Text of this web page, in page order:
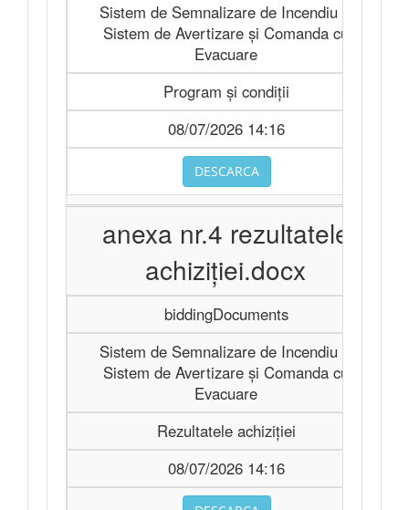
Sistem de Semnalizare de Incendiu şi
Sistem de Avertizare şi Comanda cu
Evacuare
Program și condiții
08/07/2026 14:16
DESCARCA
anexa nr.4 rezultatele
achiziţiei.docx
biddingDocuments
Sistem de Semnalizare de Incendiu şi
Sistem de Avertizare şi Comanda cu
Evacuare
Rezultatele achiziției
08/07/2026 14:16